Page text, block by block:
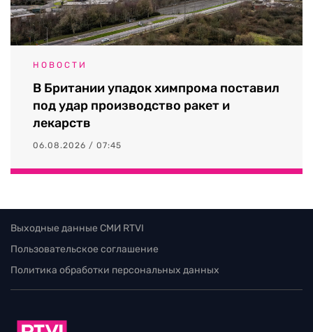
НОВОСТИ
В Британии упадок химпрома поставил
под удар производство ракет и
лекарств
06.08.2026 / 07:45
Выходные данные СМИ RTVI
Пользовательское соглашение
Политика обработки персональных данных